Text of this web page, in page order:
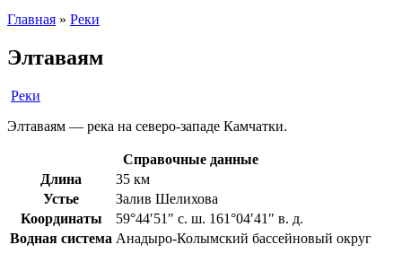
Главная » Реки
Элтаваям
Реки
Элтаваям — река на северо-западе Камчатки.
Справочные данные
Длина
35 км
Устье
Залив Шелихова
Координаты
59°44′51″ с. ш. 161°04′41″ в. д.
Водная система Анадыро-Колымский бассейновый округ